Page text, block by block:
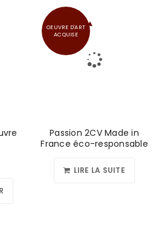
OEUVRE D'ART
ACQUISE
Passion 2CV Made in
France éco-responsable
LIRE LA SUITE